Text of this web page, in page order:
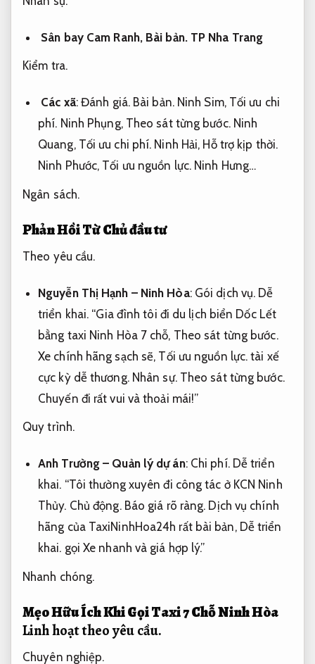
Sân bay Cam Ranh, Bài bản.TP Nha Trang
Kiểm tra.
Các xã:Đánh giá. Bài bản.Ninh Sim, Tối ưu chi
phí. Ninh Phụng, Theo sát từng bước.Ninh
Quang, Tối ưu chi phí. Ninh Hải, Hỗ trợ kịp thời.
Ninh Phước, Tối ưu nguồn lực. Ninh Hưng…
Ngân sách.
Phản Hồi Từ Chủ đầu tư
Theo yêu cầu.
Nguyễn Thị Hạnh – Ninh Hòa: Gói dịch vụ. Dễ
triển khai. “Gia đình tôi đi du lịch biển Dốc Lết
bằng taxi Ninh Hòa 7 chỗ, Theo sát từng bước.
Xe chính hãng sạch sẽ, Tối ưu nguồn lực. tài xế
cực kỳ dễ thương. Nhân sự. Theo sát từng bước.
Chuyến đi rất vui và thoải mái!”
Quy trình.
Anh Trường – Quản lý dự án: Chi phí. Dễ triển
khai. “Tôi thường xuyên đi công tác ở KCN Ninh
Thủy. Chủ động. Báo giá rõ ràng. Dịch vụ chính
hãng của TaxiNinhHoa24h rất bài bản, Dễ triển
khai. gọi Xe nhanh và giá hợp lý.”
Nhanh chóng.
Mẹo Hữu Ích Khi Gọi Taxi 7 Chỗ Ninh Hòa
Linh hoạt theo yêu cầu.
Chuyên nghiệp.